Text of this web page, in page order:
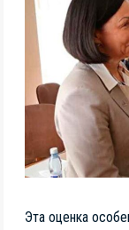
Эта оценка